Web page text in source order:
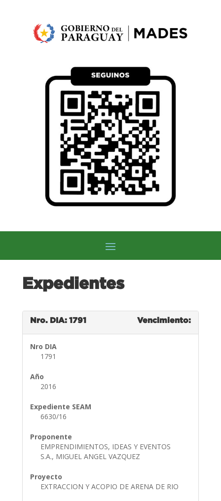
Expedientes
Nro. DIA: 1791 Vencimiento:
Nro DIA
1791
Año
2016
Expediente SEAM
6630/16
Proponente
EMPRENDIMIENTOS, IDEAS Y EVENTOS
S.A., MIGUEL ANGEL VAZQUEZ
Proyecto
EXTRACCION Y ACOPIO DE ARENA DE RIO